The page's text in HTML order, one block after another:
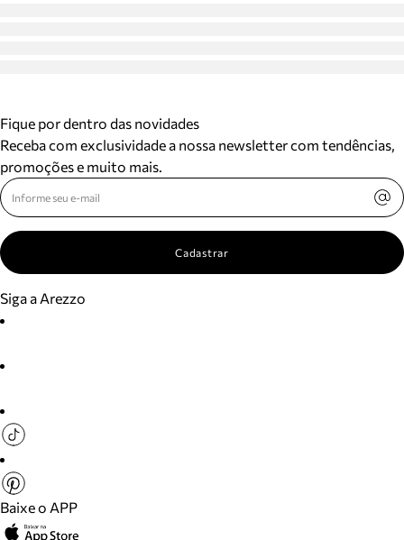
Fique por dentro das novidades
Receba com exclusividade a nossa newsletter com tendências,
promoções e muito mais.
Cadastrar
Siga a Arezzo
Baixe o APP